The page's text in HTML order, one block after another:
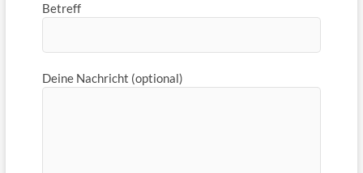
Betreff
Deine Nachricht (optional)